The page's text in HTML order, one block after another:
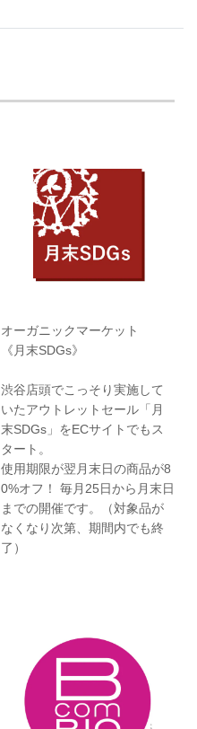
オーガニックマーケット
《月末SDGs》
渋谷店頭でこっそり実施して
いたアウトレットセール「月
末SDGs」をECサイトでもス
タート。
使用期限が翌月末日の商品が8
0%オフ！ 毎月25日から月末日
までの開催です。（対象品が
なくなり次第、期間内でも終
了）